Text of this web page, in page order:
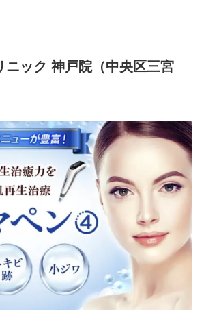
ニック 神戸院（中央区三宮